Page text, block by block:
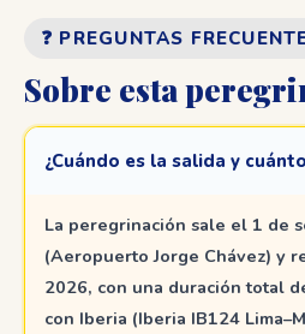
❓ PREGUNTAS
Sobre esta
¿Cuándo es la salida y
La peregrinación sale el 1 de
(Aeropuerto Jorge Chávez) y
2026, con una duración total
con Iberia (Iberia IB124